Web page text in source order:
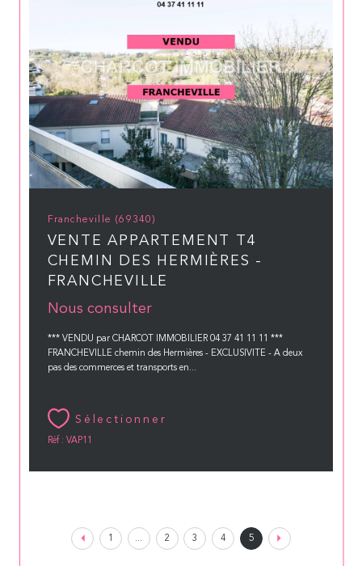
Francheville (69340)
VENTE APPARTEMENT T4
CHEMIN DES HERMIÈRES -
FRANCHEVILLE
Nous consulter
*** VENDU par CHARCOT IMMOBILIER 04 37 41 11 11 ***
FRANCHEVILLE chemin des Hermières - EXCLUSIVITE - A deux
pas des commerces et transports en...
Sélectionner
Réf : VAP11
1 ... 2 3 4 5